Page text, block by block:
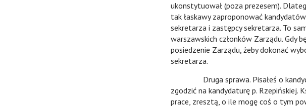
ukonstytuował (poza prezesem).
tak łaskawy zaproponować kandydatów
sekretarza i zastępcy sekretarza. To
warszawskich członków Zarządu. Gdy
posiedzenie Zarządu, żeby dokonać
sekretarza.
Druga sprawa. Pisałeś o
zgodzić na kandydaturę p. Rzepińskiej.
prace, zresztą, o ile mogę coś o tym